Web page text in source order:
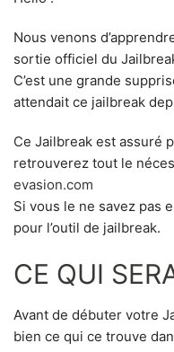
Nous venons
sortie officiel du
C’est une grande
attendait ce jailbreak
Ce Jailbreak est assuré
retrouverez tout le
evasion.com
Si vous le ne savez pas
pour l’outil de jailbreak.
CE QUI
Avant de débuter votre
bien ce qui ce trouve